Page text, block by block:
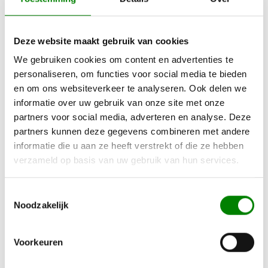
Deze website maakt gebruik van cookies
We gebruiken cookies om content en advertenties te
personaliseren, om functies voor social media te bieden
en om ons websiteverkeer te analyseren. Ook delen we
informatie over uw gebruik van onze site met onze
partners voor social media, adverteren en analyse. Deze
partners kunnen deze gegevens combineren met andere
informatie die u aan ze heeft verstrekt of die ze hebben
verzameld op basis van uw gebruik van hun services.
Noodzakelijk
Voorkeuren
multiplayer-games: Android TV brengt een wereld
vol content, apps en games naar je woonkamer.
Apps zoals YouTube en Netflix plaatsen
gepersonaliseerde videoaanbevelingen in je
startscherm
Built-in Chromecast
Cast films en tv-programma's, muziek, games, sport
en nog veel meer van Android, iOS, Windows of
mobiele app om het afspelen op je tv te starten.